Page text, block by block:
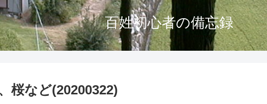
百姓初心者の備忘録
桜など(20200322)